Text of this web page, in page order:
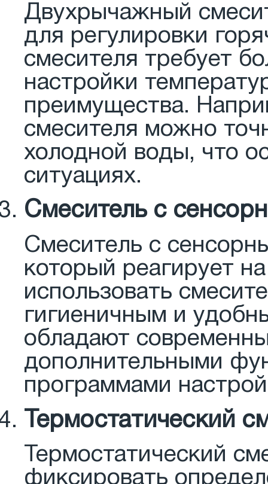
Двухрычажный
для регулировки
смесителя требует
настройки
преимущества.
смесителя можно
холодной воды, что
ситуациях.
Смеситель с
Смеситель с
который реагирует
использовать
гигиеничным и
обладают
дополнительными
программами
Термостатический
Термостатический
фиксировать